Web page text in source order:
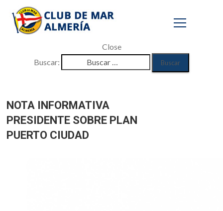
Close
Buscar:
Inicio
/
Tablón de avisos
NOTA INFORMATIVA
PRESIDENTE SOBRE PLAN
PUERTO CIUDAD